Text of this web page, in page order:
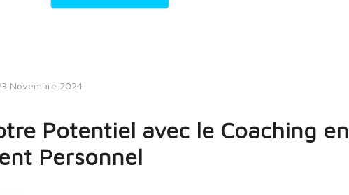
Novembre 2024
Potentiel avec le Coaching en
Personnel